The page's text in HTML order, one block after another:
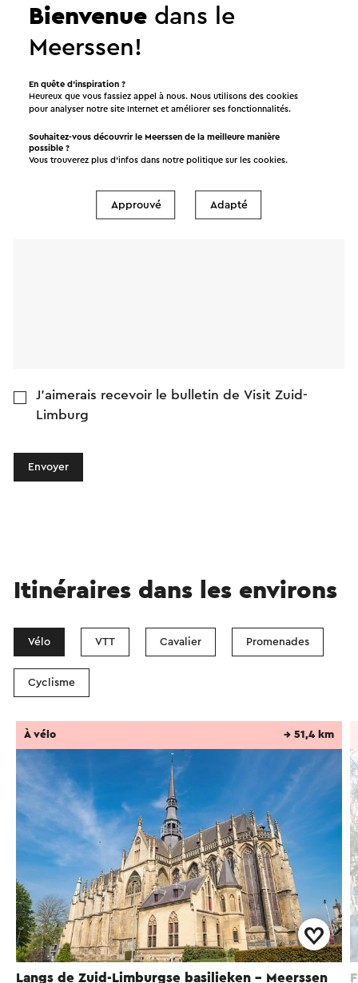
avoir cliqué « Envoyer ». Dans notre déclaration de
confidentialité, il est décrit comment Visit Zuid-
Limburg traite vos données personnelles.
J'aimerais recevoir le bulletin de Visit Zuid-
Limburg
Envoyer
Itinéraires dans les environs
Vélo VTT Cavalier Promenades
Cyclisme
Langs de Zuid-Limburgse basilieken - Meerssen
À vélo → 51,4 km
Bienvenue dans le
Meerssen!
En quête d’inspiration ?
Heureux que vous fassiez appel à nous. Nous utilisons des cookies
pour analyser notre site Internet et améliorer ses fonctionnalités.
Souhaitez-vous découvrir le Meerssen de la meilleure manière
possible ?
Vous trouverez plus d’infos dans notre politique sur lescookies.
Approuvé Adapté